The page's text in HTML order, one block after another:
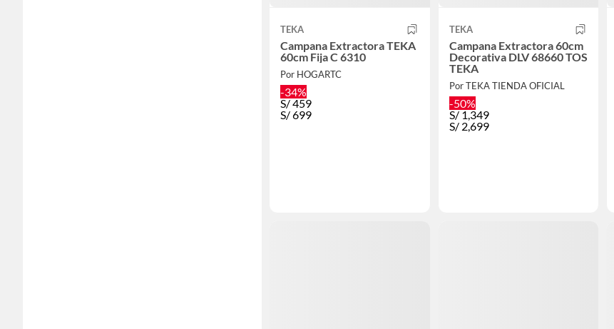
TEKA
Campana Extractora TEKA
60cm Fija C 6310
Por HOGARTC
-34%
S/459
S/699
TEKA
Campana Extractora 60cm
Decorativa DLV 68660 TOS
TEKA
Por TEKA TIENDA OFICIAL
-50%
S/1,349
S/ 2,699